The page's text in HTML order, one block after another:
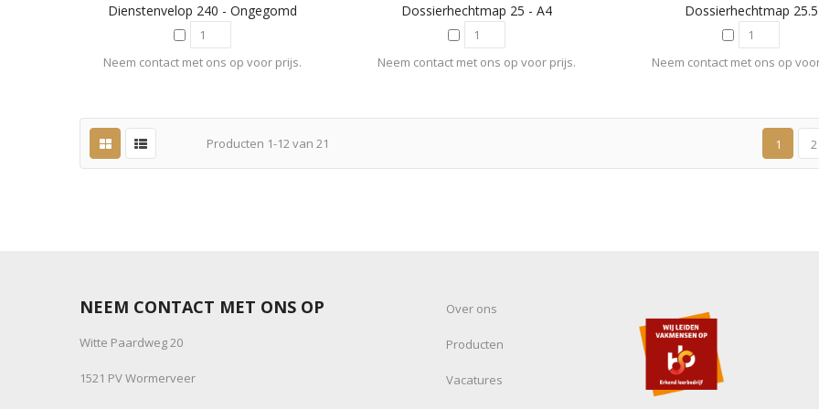
Dienstenvelop 240 - Ongegomd
Neem contact met ons op voor prijs.
Dossierhechtmap 25 - A4
Neem contact met ons op voor prijs.
Dossierhechtmap 25.5
Neem contact met ons op
Producten 1-12van 21 1 2
NEEM CONTACT MET ONS OP
Witte Paardweg 20
1521 PV Wormerveer
Over ons
Producten
Vacatures